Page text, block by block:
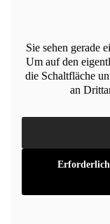
Sie sehen gerade
Um auf den
die Schaltfläche
an